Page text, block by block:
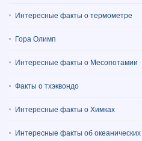
Интересные факты о термометре
Гора Олимп
Интересные факты о Месопотамии
Факты о тхэквондо
Интересные факты о Химках
Интересные факты об